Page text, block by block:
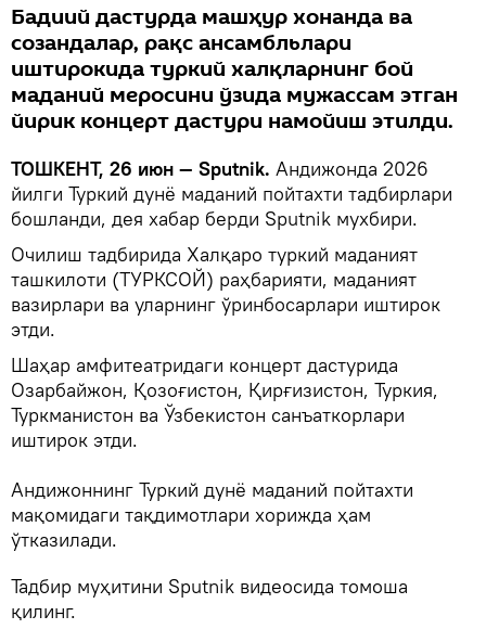
Бадиий дастурда машҳур хонанда ва
созандалар, рақс ансамбльлари
иштирокида туркий халқларнинг бой
маданий меросини ўзида мужассам этган
йирик концерт дастури намойиш этилди.
ТОШКЕНТ, 26 июн — Sputnik. Андижонда 2026
йилги Туркий дунё маданий пойтахти тадбирлари
бошланди, дея хабар берди Sputnik мухбири.
Очилиш тадбирида Халқаро туркий маданият
ташкилоти (ТУРКСОЙ) раҳбарияти, маданият
вазирлари ва уларнинг ўринбосарлари иштирок
этди.
Шаҳар амфитеатридаги концерт дастурида
Озарбайжон, Қозоғистон, Қирғизистон, Туркия,
Туркманистон ва Ўзбекистон санъаткорлари
иштирок этди.
Андижоннинг Туркий дунё маданий пойтахти
мақомидаги тақдимотлари хорижда ҳам
ўтказилади.
Тадбир муҳитини Sputnik видеосида томоша
қилинг.